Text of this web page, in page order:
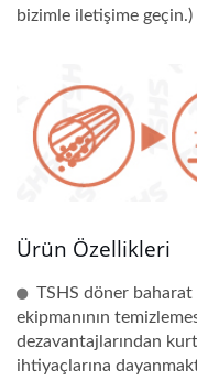
bizimle iletişime geçin.)
Ürün Özellikleri
TSHS döner baharat
ekipmanının
dezavantajlarından
ihtiyaçlarına